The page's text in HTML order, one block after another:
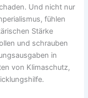
Und nicht nur
fühlen
Stärke
und schrauben
in
von Klimaschutz,